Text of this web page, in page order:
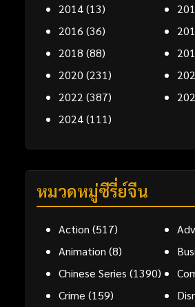
2014(13)
2016 (36)
2018 (88)
2020 (231)
2022 (387)
2024(111)
หมวดหมู่ซีรี่ย์จีน
Action (517)
Animation (8)
Chinese Series (1390)
Crime (159)